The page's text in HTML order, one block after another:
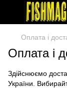
Оплата і
Оплата і
Здійснюємо
України.